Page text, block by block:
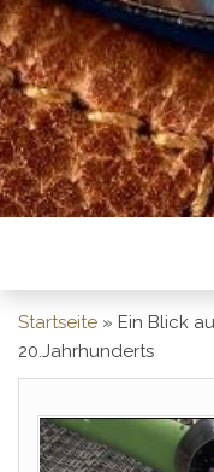
Startseite » Ein Blick
20.Jahrhunderts